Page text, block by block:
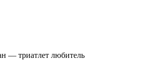
— триатлет любитель